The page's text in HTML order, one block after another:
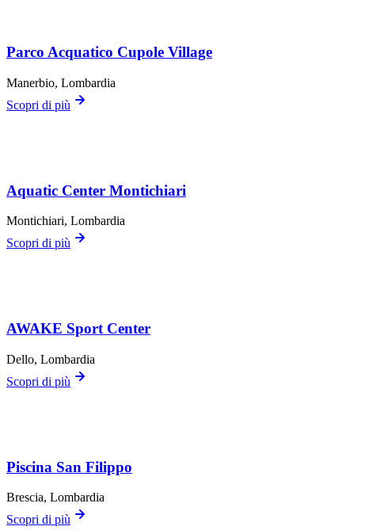
Parco Acquatico Cupole Village
Manerbio, Lombardia
Scopri di più
Aquatic Center Montichiari
Montichiari, Lombardia
Scopri di più
AWAKE Sport Center
Dello, Lombardia
Scopri di più
Piscina San Filippo
Brescia, Lombardia
Scopri di più